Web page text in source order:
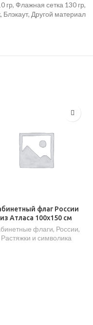
гр, Флажная сетка 130 гр,
Другой материал
флаг России
из Атласа 100х150 см
флаги, России,
Растяжки и символика